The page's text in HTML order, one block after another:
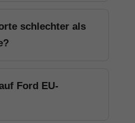
schlechter als
Ford EU-